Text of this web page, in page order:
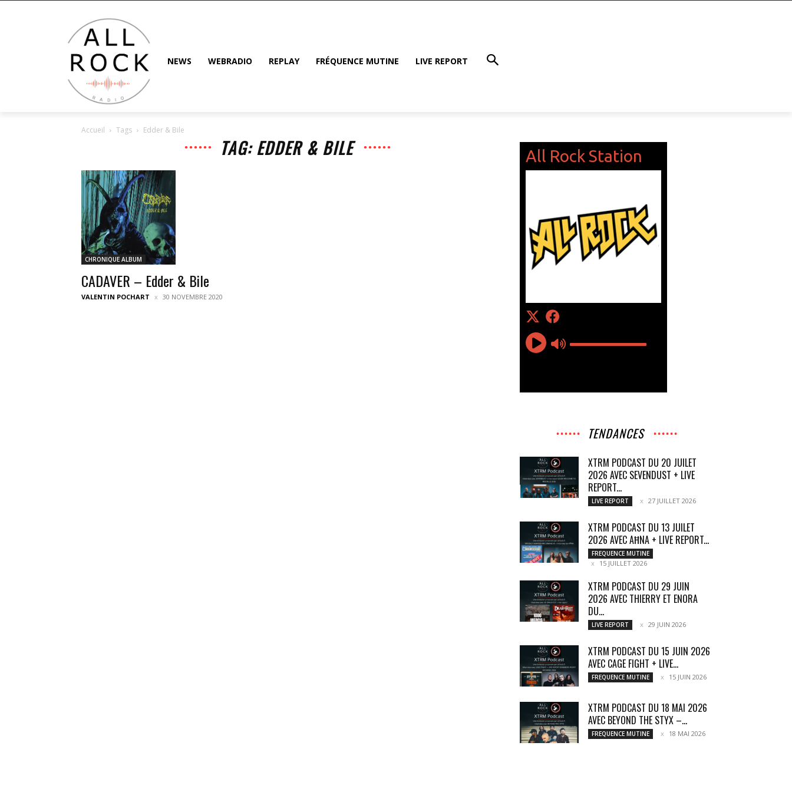
NEWS WEBRADIO REPLAY FRÉQUENCE MUTINE LIVE REPORT
Accueil Tags Edder & Bile
TAG: EDDER & BILE
CHRONIQUE ALBUM
CADAVER – Edder & Bile
VALENTIN POCHART 30 NOVEMBRE 2020
TENDANCES
XTRM PODCAST DU 20 JUILET
2026 AVEC SEVENDUST + LIVE
REPORT...
LIVE REPORT 27 JUILLET 2026
XTRM PODCAST DU 13 JUILET
2026 AVEC AĦNA + LIVE REPORT...
FREQUENCE MUTINE
15 JUILLET 2026
XTRM PODCAST DU 29 JUIN
2026 AVEC THIERRY ET ENORA
DU...
LIVE REPORT 29 JUIN 2026
XTRM PODCAST DU 15 JUIN 2026
AVEC CAGE FIGHT + LIVE...
FREQUENCE MUTINE 15 JUIN 2026
XTRM PODCAST DU 18 MAI 2026
AVEC BEYOND THE STYX –...
FREQUENCE MUTINE 18 MAI 2026